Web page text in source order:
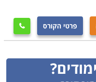
פרטי הקורס 